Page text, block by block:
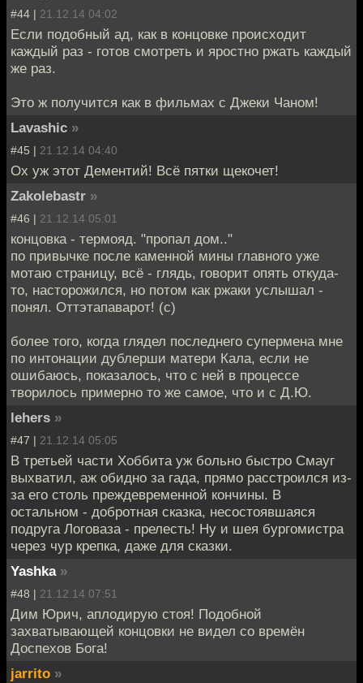
#44 | 21.12.14 04:02
Если подобный ад, как в концовке происходит
каждый раз - готов смотреть и яростно ржать каждый
же раз.
Это ж получится как в фильмах с Джеки Чаном!
Lavashic »
#45 | 21.12.14 04:40
Ох уж этот Дементий! Всё пятки щекочет!
Zakolebastr »
#46 | 21.12.14 05:01
концовка - термояд. "пропал дом.."
по привычке после каменной мины главного уже
мотаю страницу, всё - глядь, говорит опять откуда-
то, насторожился, но потом как ржаки услышал -
понял. Оттэтапаварот! (с)
более того, когда глядел последнего супермена мне
по интонации дублерши матери Кала, если не
ошибаюсь, показалось, что с ней в процессе
творилось примерно то же самое, что и с Д.Ю.
lehers »
#47 | 21.12.14 05:05
В третьей части Хоббита уж больно быстро Смауг
выхватил, аж обидно за гада, прямо расстроился из-
за его столь преждевременной кончины. В
остальном - добротная сказка, несостоявшаяся
подруга Логоваза - прелесть! Ну и шея бургомистра
через чур крепка, даже для сказки.
Yashka »
#48 | 21.12.14 07:51
Дим Юрич, аплодирую стоя! Подобной
захватывающей концовки не видел со времён
Доспехов Бога!
jarrito »